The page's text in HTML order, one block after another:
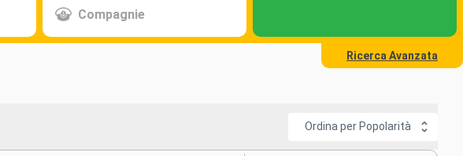
Compagnie
Ricerca Avanzata
Ordina per Popolarità